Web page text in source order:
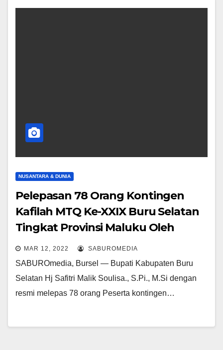
NUSANTARA & DUNIA
Pelepasan 78 Orang Kontingen
Kafilah MTQ Ke-XXIX Buru Selatan
Tingkat Provinsi Maluku Oleh
Bupati Bursel
MAR 12, 2022 SABUROMEDIA
SABUROmedia, Bursel — Bupati Kabupaten Buru
Selatan Hj Safitri Malik Soulisa., S.Pi., M.Si dengan
resmi melepas 78 orang Peserta kontingen…